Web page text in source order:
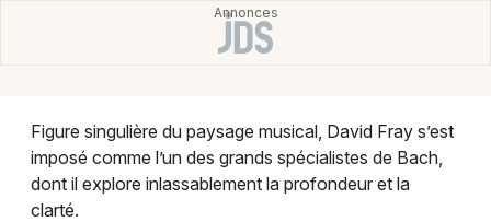
Soirées
Sorties famille
Strasbourg
Toulouse
Figure singulière du paysage musical, David Fray s’est
imposé comme l’un des grands spécialistes de Bach,
dont il explore inlassablement la profondeur et la
clarté.